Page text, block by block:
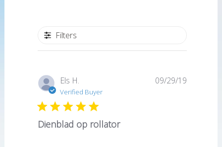
Filters
Els H.
Verified Buyer
Dienblad op rollator
Published
09/29/19